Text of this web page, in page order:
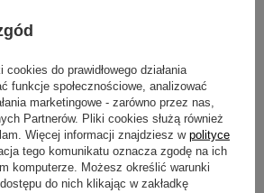
pytania i
dla innych.
Zadaj pytanie
RÓWNIEŻ
do prawidłowego działania
funkcje społecznościowe, analizować
marketingowe - zarówno przez nas,
Partnerów. Pliki cookies służą również
Więcej informacji znajdziesz w polityce
tego komunikatu oznacza zgodę na ich
komputerze. Możesz określić warunki
do nich klikając w zakładkę